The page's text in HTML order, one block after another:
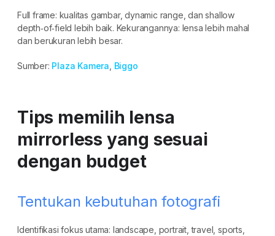
Full frame: kualitas gambar, dynamic range, dan shallow
depth‑of‑field lebih baik. Kekurangannya: lensa lebih mahal
dan berukuran lebih besar.
Sumber: Plaza Kamera Biggo
Tips memilih lensa
mirrorless yang sesuai
dengan budget
Tentukan kebutuhan fotografi
Identifikasi fokus utama: landscape, portrait, travel, sports,